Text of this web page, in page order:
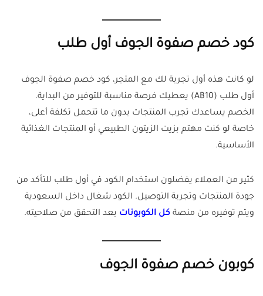
كود خصم صفوة الجوف أول طلب
لو كانت هذه أول تجربة لك مع المتجر، كود خصم صفوة الجوف
أول طلب (AB10) يعطيك فرصة مناسبة للتوفير من البداية.
الخصم يساعدك تجرب المنتجات بدون ما تتحمل تكلفة أعلى،
خاصة لو كنت مهتم بزيت الزيتون الطبيعي أو المنتجات الغذائية
الأساسية.
كثير من العملاء يفضلون استخدام الكود في أول طلب للتأكد من
جودة المنتجات وتجربة التوصيل. الكود شغال داخل السعودية
ويتم توفيره من منصة كل الكوبونات بعد التحقق من صلاحيته.
كوبون خصم صفوة الجوف